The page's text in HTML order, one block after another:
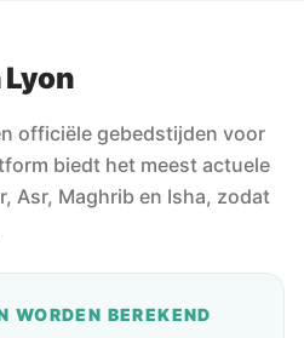
officiële gebedstijden voor
biedt het meest actuele
Asr, Maghrib en Isha, zodat
WORDEN BEREKEND